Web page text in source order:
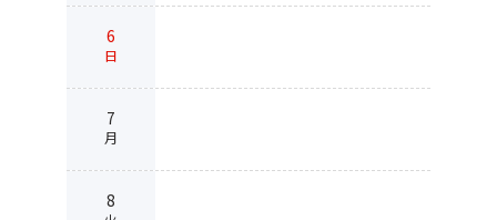
6
日
7
月
8